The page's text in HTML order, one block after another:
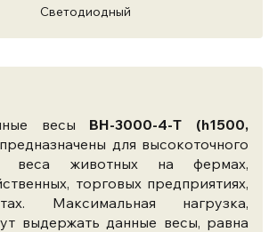
Светодиодный
весы ВН-3000-4-Т (h1500,
предназначены для высокоточного
веса животных на фермах,
торговых предприятиях,
Максимальная нагрузка,
выдержать данные весы, равна